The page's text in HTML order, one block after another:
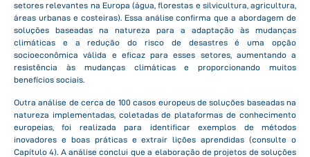
setores relevantes na Europa (água, florestas e silvicultura, agricultura,
áreas urbanas e costeiras). Essa análise confirma que a abordagem de
soluções baseadas na natureza para a adaptação às mudanças
climáticas e a redução do risco de desastres é uma opção
socioeconômica válida e eficaz para esses setores, aumentando a
resistência às mudanças climáticas e proporcionando muitos
benefícios sociais.
Outra análise de cerca de 100 casos europeus de soluções baseadas na
natureza implementadas, coletadas de plataformas de conhecimento
europeias, foi realizada para identificar exemplos de métodos
inovadores e boas práticas e extrair lições aprendidas (consulte o
Capítulo 4). A análise conclui que a elaboração de projetos de soluções